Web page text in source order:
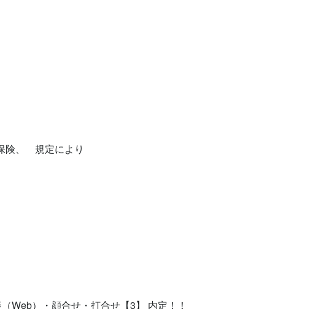
険、　規定により
Web）・顔合せ・打合せ【3】 内定！！